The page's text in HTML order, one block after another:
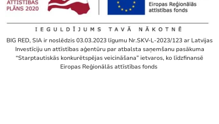
BIG RED, SIA ir noslēdzis 03.03.2023 līgumu Nr.SKV-L-2023/123 ar Latvijas
Investīciju un attīstības aģentūru par atbalsta saņemšanu pasākuma
“Starptautiskās konkurētspējas veicināšana” ietvaros, ko līdzfinansē
Eiropas Reģionālās attīstības fonds ​